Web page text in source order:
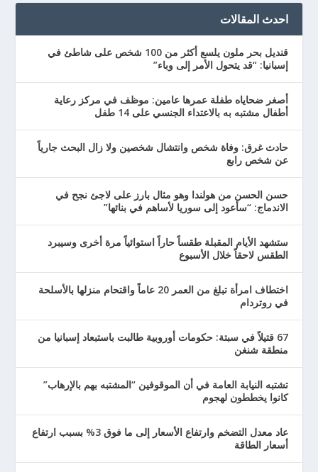
احدث المقالات
قنديل بحر ملون يلسع أكثر من 100 شخص على شاطئ في
إسبانيا: “قد يتحول الأمر إلى وباء”
أصغر ضحاياه طفلة عمرها عامين: موظف في مركز رعاية
أطفال مشتبه به بالاعتداء الجنسي على 14 طفل
حادث غرق: وفاة شخص وانتشال شخصين ولا زال البحث جارياً
عن شخص رابع
حسن الحسن من هولندا وهو مثال بارز على لاجئ نجح في
الاندماج: “سأعود إلى سوريا لأساهم في بنائها”
ستشهد الأيام المقبلة طقساً حاراً استوائياً مرة أخرى وسيبرد
الطقس لاحقاً خلال الأسبوع
اختطاف امرأة تبلغ من العمر 20 عاماً واقتحام منزلها بالأسلحة
في روتردام
67 قتيلاً في سبتة: حكومات أوروبية طالبت باستبعاد إسبانيا من
منطقة شنغن
تشتبه النيابة العامة في أن الموقوفين “المشتبه بهم بالإرهاب”
كانوا يخططون لهجوم
عاد معدل التضخم وارتفاع الأسعار إلى ما فوق 3% بسبب ارتفاع
أسعار الطاقة